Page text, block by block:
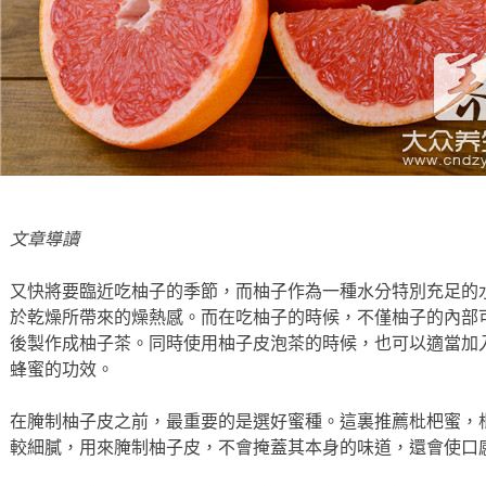
文章導讀
又快將要臨近吃柚子的季節，而柚子作為一種水分特別充足
於乾燥所帶來的燥熱感。而在吃柚子的時候，不僅柚子的內
後製作成柚子茶。同時使用柚子皮泡茶的時候，也可以適當
蜂蜜的功效。
在腌制柚子皮之前，最重要的是選好蜜種。這裏推薦枇杷蜜
較細膩，用來腌制柚子皮，不會掩蓋其本身的味道，還會使口